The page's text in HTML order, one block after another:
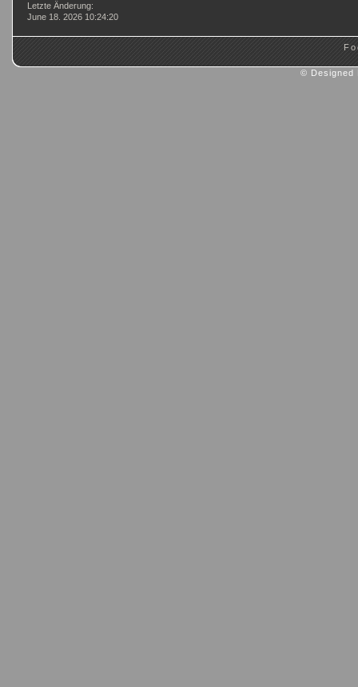
Letzte Änderung:
June 18. 2026 10:24:20
© Designed